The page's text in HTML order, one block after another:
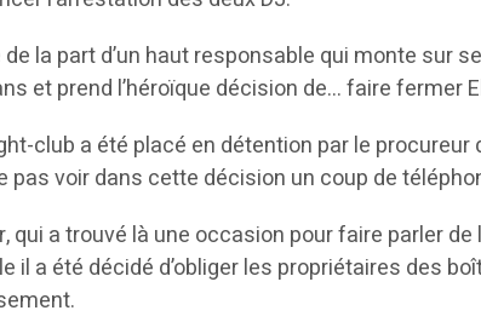
la part d’un haut responsable qui monte sur
et prend l’héroïque décision de… faire fermer
club a été placé en détention par le procureur
pas voir dans cette décision un coup de
a trouvé là une occasion pour faire parler de
il a été décidé d’obliger les propriétaires des